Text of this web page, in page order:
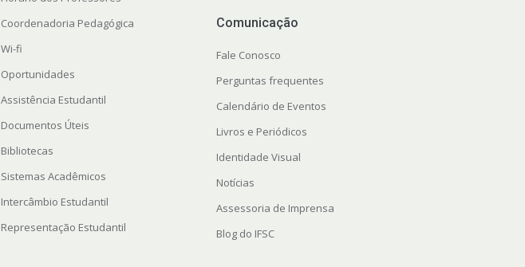
Coordenadoria Pedagógica
Wi-fi
Oportunidades
Assistência Estudantil
Documentos Úteis
Bibliotecas
Sistemas Acadêmicos
Intercâmbio Estudantil
Representação Estudantil
Comunicação
Fale Conosco
Perguntas frequentes
Calendário de Eventos
Livros e Periódicos
Identidade Visual
Notícias
Assessoria de Imprensa
Blog do IFSC